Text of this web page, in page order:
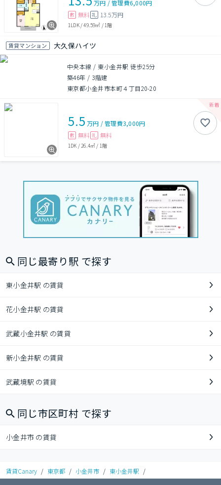
万円 /管理費6,000円
敷 無料 礼 13.5万円
1LDK/49.59㎡ /1階
賃貸マンション 大久保ハイツ
中央本線 / 東小金井駅 徒歩25分
築46年 / 3階建
東京都小金井市本町４丁目20-20
5.5 万円 /管理費3,000円
敷 無料 礼 無料
1DK / 26.4㎡ / 1階
同じ最寄り駅 で探す
東小金井駅 の賃貸
花小金井駅 の賃貸
武蔵小金井駅 の賃貸
新小金井駅 の賃貸
武蔵境駅 の賃貸
同じ市区町村 で探す
小金井市 の賃貸
賃貸Canary / 東京都 / 小金井市 / 東小金井駅 /